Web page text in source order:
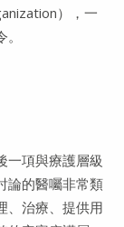
），一
一項與療護層級
論的醫囑非常類
、治療、提供用